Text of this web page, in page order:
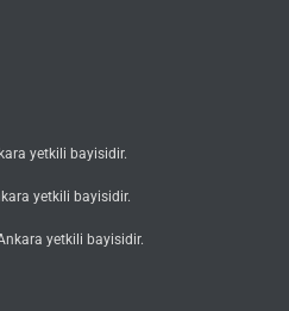
yetkili bayisidir.
yetkili bayisidir.
yetkili bayisidir.